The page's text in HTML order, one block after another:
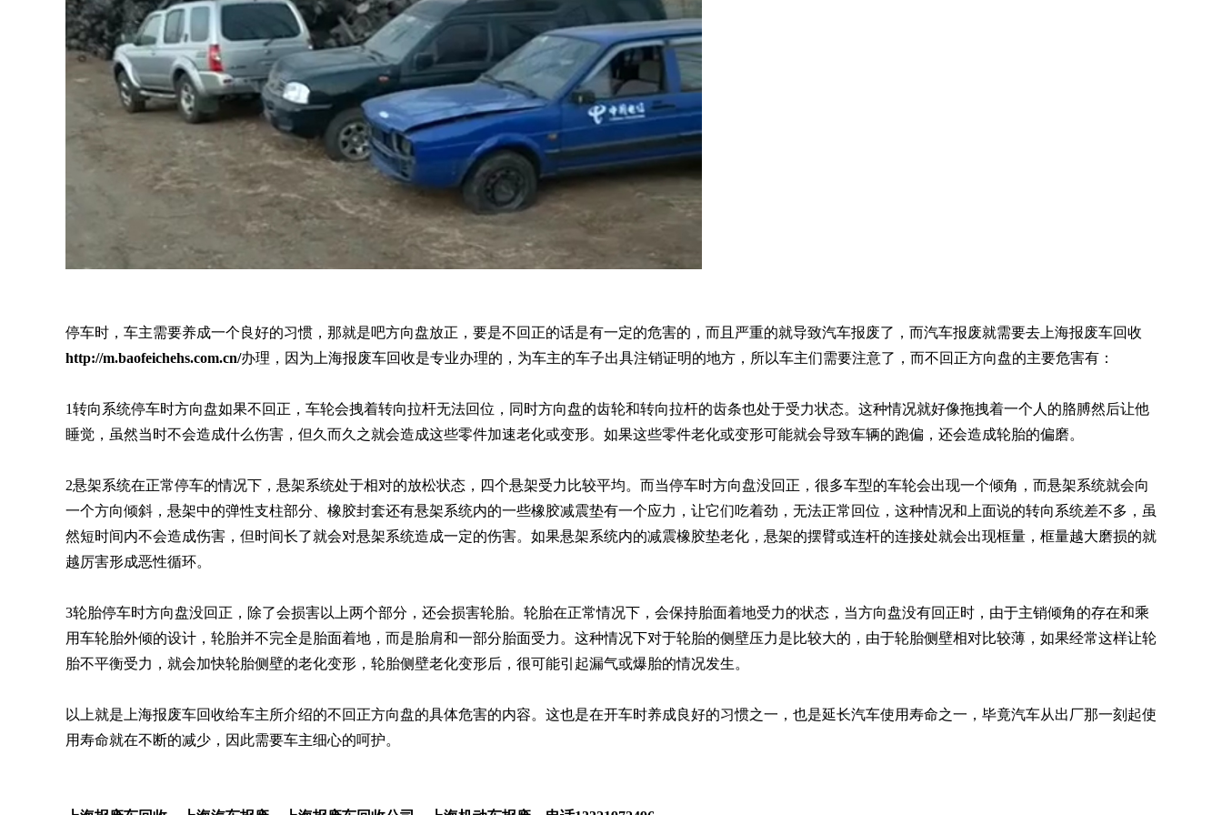
停车时，车主需要养成一个良好的习惯，那就是吧方向盘放正，要是不回正的话是有一定的危害的，而且严重的就导致汽车报废了，而汽车报废就需要去上海报废车回收
http://m.baofeichehs.com.cn/办理，因为上海报废车回收是专业办理的，为车主的车子出具注销证明的地方，所以车主们需要注意了，而不回正方向盘的主要危害有：
1转向系统停车时方向盘如果不回正，车轮会拽着转向拉杆无法回位，同时方向盘的齿轮和转向拉杆的齿条也处于受力状态。这种情况就好像拖拽着一个人的胳膊然后让他
睡觉，虽然当时不会造成什么伤害，但久而久之就会造成这些零件加速老化或变形。如果这些零件老化或变形可能就会导致车辆的跑偏，还会造成轮胎的偏磨。
2悬架系统在正常停车的情况下，悬架系统处于相对的放松状态，四个悬架受力比较平均。而当停车时方向盘没回正，很多车型的车轮会出现一个倾角，而悬架系统就会向
一个方向倾斜，悬架中的弹性支柱部分、橡胶封套还有悬架系统内的一些橡胶减震垫有一个应力，让它们吃着劲，无法正常回位，这种情况和上面说的转向系统差不多，虽
然短时间内不会造成伤害，但时间长了就会对悬架系统造成一定的伤害。如果悬架系统内的减震橡胶垫老化，悬架的摆臂或连杆的连接处就会出现框量，框量越大磨损的就
越厉害形成恶性循环。
3轮胎停车时方向盘没回正，除了会损害以上两个部分，还会损害轮胎。轮胎在正常情况下，会保持胎面着地受力的状态，当方向盘没有回正时，由于主销倾角的存在和乘
用车轮胎外倾的设计，轮胎并不完全是胎面着地，而是胎肩和一部分胎面受力。这种情况下对于轮胎的侧壁压力是比较大的，由于轮胎侧壁相对比较薄，如果经常这样让轮
胎不平衡受力，就会加快轮胎侧壁的老化变形，轮胎侧壁老化变形后，很可能引起漏气或爆胎的情况发生。
以上就是上海报废车回收给车主所介绍的不回正方向盘的具体危害的内容。这也是在开车时养成良好的习惯之一，也是延长汽车使用寿命之一，毕竟汽车从出厂那一刻起使
用寿命就在不断的减少，因此需要车主细心的呵护。